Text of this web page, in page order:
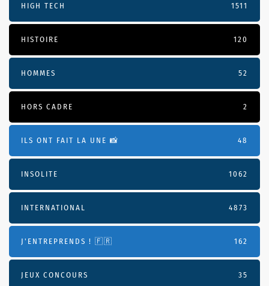
HIGH TECH 1511
HISTOIRE 120
HOMMES 52
HORS CADRE 2
ILS ONT FAIT LA UNE 📸 48
INSOLITE 1062
INTERNATIONAL 4873
J'ENTREPRENDS ! 🇫🇷 162
JEUX CONCOURS 35